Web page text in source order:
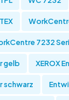
7232
gelb XEROX
schwarz